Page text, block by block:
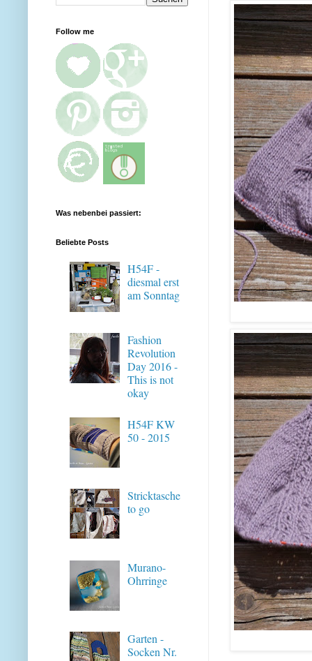
Follow me
Was nebenbei passiert:
Beliebte Posts
H54F -
diesmal erst
am Sonntag
Fashion
Revolution
Day 2016 -
This is not
okay
H54F KW
50 - 2015
Stricktasche
to go
Murano-
Ohrringe
Garten -
Socken Nr.